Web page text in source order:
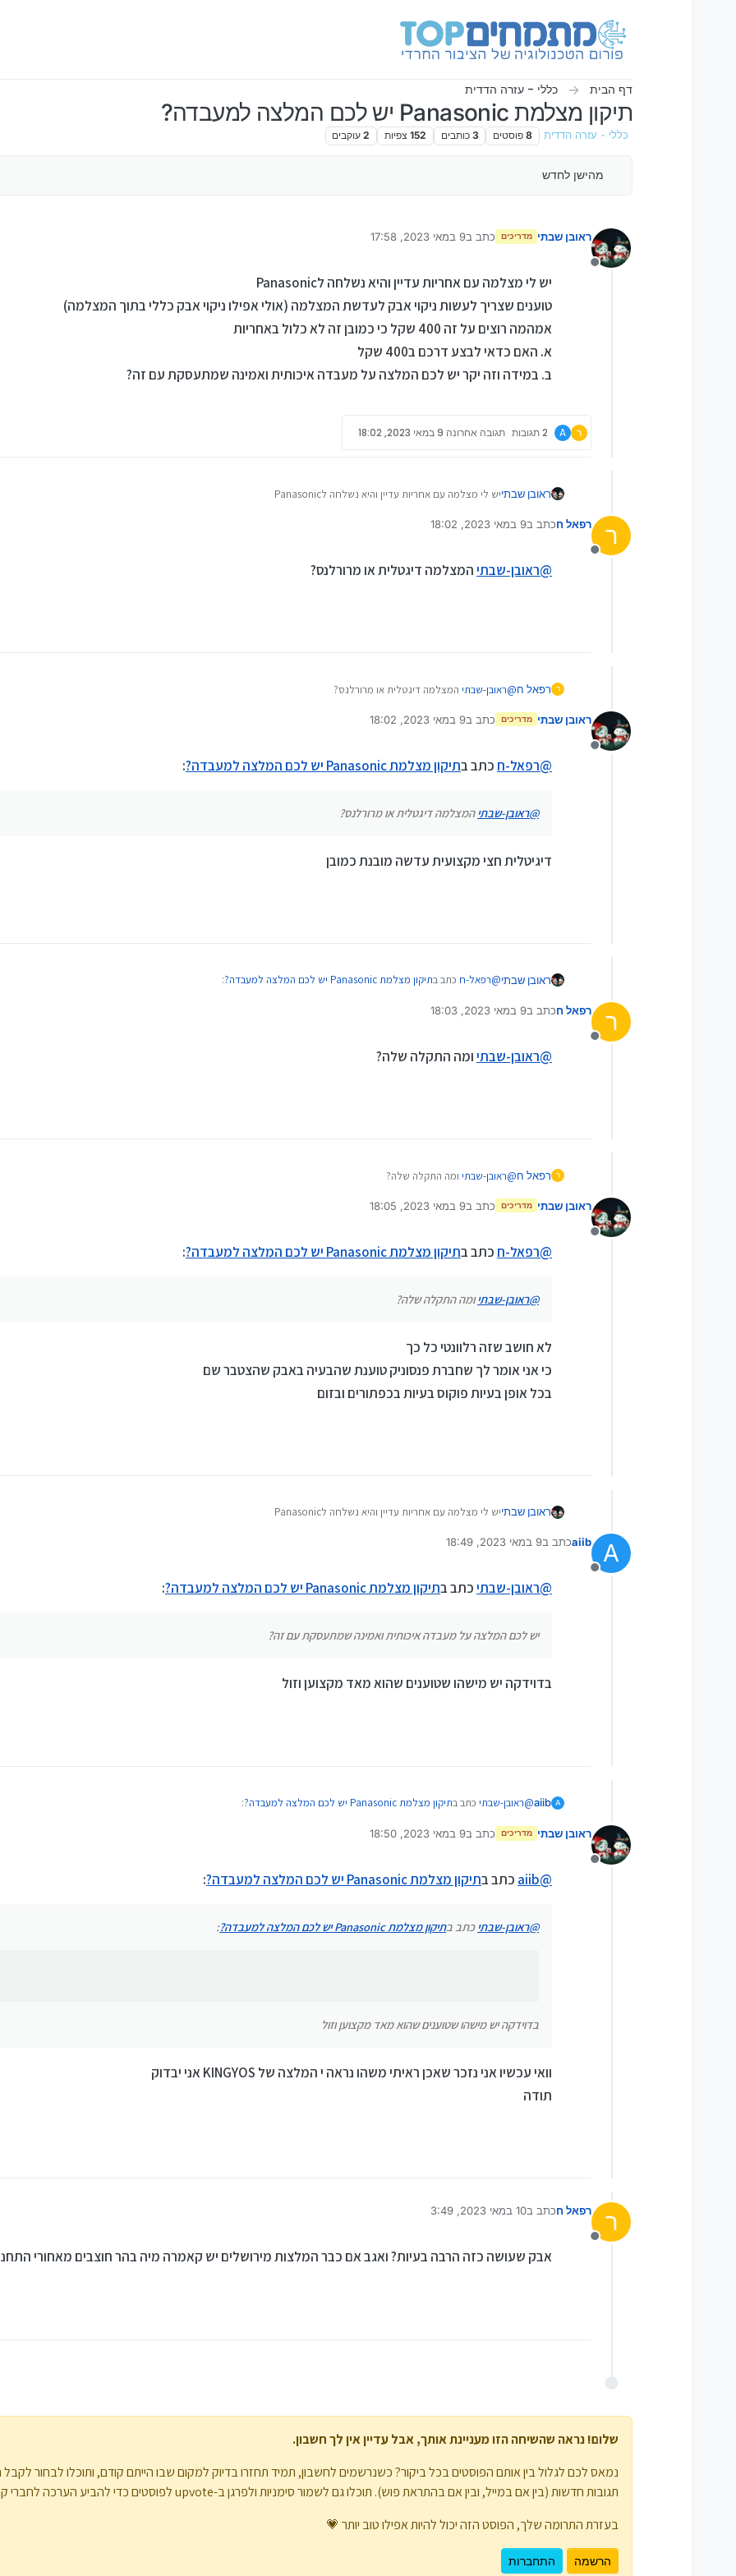
דף הבית כללי - עזרה הדדית
תיקון מצלמת Panasonic יש לכם המלצה למעבדה?
כללי - עזרה הדדית 8 פוסטים 3 כותבים 152 צפיות 2 עוקבים
מהישן לחדש
מנותק
ראובן שבתי מדריכים כתב ב9 במאי 2023, 17:58
נערך לאחרונה על ידי
יש לי מצלמה עם אחריות עדיין והיא נשלחה לPanasonic
טוענים שצריך לעשות ניקוי אבק לעדשת המצלמה (אולי אפילו ניקוי אבק כללי בתוך המצלמה)
אמהמה רוצים על זה 400 שקל כי כמובן זה לא כלול באחריות
א. האם כדאי לבצע דרכם ב400 שקל
ב. במידה וזה יקר יש לכם המלצה על מעבדה איכותית ואמינה שמתעסקת עם זה?
ר A 2 תגובות תגובה אחרונה 9 במאי 2023, 18:02
ראובן שבתייש לי מצלמה עם אחריות עדיין והיא נשלחה לPanasonic
אמהמה רוצים על זה 400 שקל כי כמובן זה לא כלול באחריות
ר
מנותק
רפאל חכתב ב9 במאי 2023, 18:02
נערך לאחרונה על ידי
@ראובן-שבתיהמצלמה דיגטלית או מרורלנס?
ר רפאל ח@ראובן-שבתי המצלמה דיגטלית או מרורלנס?
מנותק
ראובן שבתי מדריכים כתב ב9 במאי 2023, 18:02
נערך לאחרונה על ידי
@רפאל-ח כתב בתיקון מצלמת Panasonic יש לכם המלצה למעבדה? :
@ראובן-שבתי המצלמה דיגטלית או מרורלנס?
דיגיטלית חצי מקצועית עדשה מובנת כמובן
ראובן שבתי@רפאל-ח כתב בתיקון מצלמת Panasonic יש לכם המלצה למעבדה? :
דיגיטלית חצי מקצועית עדשה מובנת כמובן
ר
מנותק
רפאל חכתב ב9 במאי 2023, 18:03
נערך לאחרונה על ידי
@ראובן-שבתיומה התקלה שלה?
ר רפאל ח@ראובן-שבתי ומה התקלה שלה?
מנותק
ראובן שבתי מדריכים כתב ב9 במאי 2023, 18:05
נערך לאחרונה על ידי
@רפאל-ח כתב בתיקון מצלמת Panasonic יש לכם המלצה למעבדה? :
@ראובן-שבתיומה התקלה שלה?
לא חושב שזה רלוונטי כל כך
כי אני אומר לך שחברת פנסוניק טוענת שהבעיה באבק שהצטבר שם
בכל אופן בעיות פוקוס בעיות בכפתורים ובזום
ראובן שבתייש לי מצלמה עם אחריות עדיין והיא נשלחה לPanasonic
אמהמה רוצים על זה 400 שקל כי כמובן זה לא כלול באחריות
A
מנותק
aiibכתב ב9 במאי 2023, 18:49
נערך לאחרונה על ידי
@ראובן-שבתיכתב בתיקון מצלמת Panasonic יש לכם המלצה למעבדה? :
יש לכם המלצה על מעבדה איכותית ואמינה שמתעסקת עם זה?
בדוידקה יש מישהו שטוענים שהוא מאד מקצוען וזול
A
aiib
@ראובן-שבתי כתב בתיקון מצלמת Panasonic יש לכם המלצה למעבדה? :
בדוידקה יש מישהו שטוענים שהוא מאד מקצוען וזול
מנותק
ראובן שבתי מדריכים כתב ב9 במאי 2023, 18:50
נערך לאחרונה על ידי
@
aiib כתב בתיקון מצלמת Panasonic יש לכם המלצה למעבדה? :
@ראובן-שבתי כתב בתיקון מצלמת Panasonic יש לכם המלצה למעבדה? :
בדוידקה יש מישהו שטוענים שהוא מאד מקצוען וזול
וואי עכשיו אני נזכר שאכן ראיתי משהו נראה י המלצה של KINGYOS אני יבדוק
תודה
ר
מנותק
רפאל חכתב ב10 במאי 2023, 3:49
נערך לאחרונה על ידי
אבק שעושה כזה הרבה בעיות? ואגב אם כבר המלצות מירושלים יש קאמרה מיה בהר חוצבים מאחורי
שלום! נראה שהשיחה הזו מעניינת אותך, אבל עדיין אין לך חשבון.
נמאס לכם לגלול בין אותם הפוסטים בכל ביקור? כשנרשמים לחשבון, תמיד תחזרו בדיוק למקום שבו הייתם קודם, ותוכלו לבחור
תגובות חדשות (בין אם במייל, ובין אם בהתראת פוש). תוכלו גם לשמור סימניות ולפרגן ב-upvote לפוסטים כדי להביע הערכה לחברי קהילה אחרים.
בעזרת התרומה שלך, הפוסט הזה יכול להיות אפילו טוב יותר 💗
הרשמה התחברות